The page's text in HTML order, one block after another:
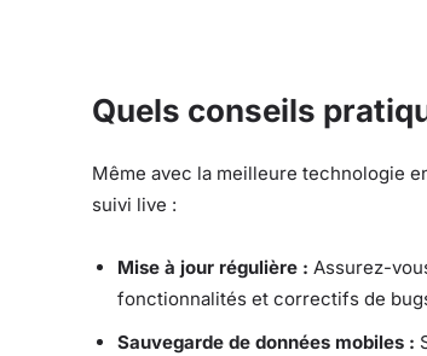
Quels conseils
Même avec la meilleure technologie
suivi live :
Mise à jour régulière : Assurez-
fonctionnalités et correctifs de
Sauvegarde de données mobiles :